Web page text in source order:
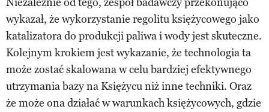
wykazał, że wykorzystanie regolitu księżycowego jako
katalizatora do produkcji paliwa i wody jest skuteczne.
Kolejnym krokiem jest wykazanie, że technologia ta
może zostać skalowana w celu bardziej efektywnego
utrzymania bazy na Księżycu niż inne techniki. Oraz
że może ona działać w warunkach księżycowych, gdzie